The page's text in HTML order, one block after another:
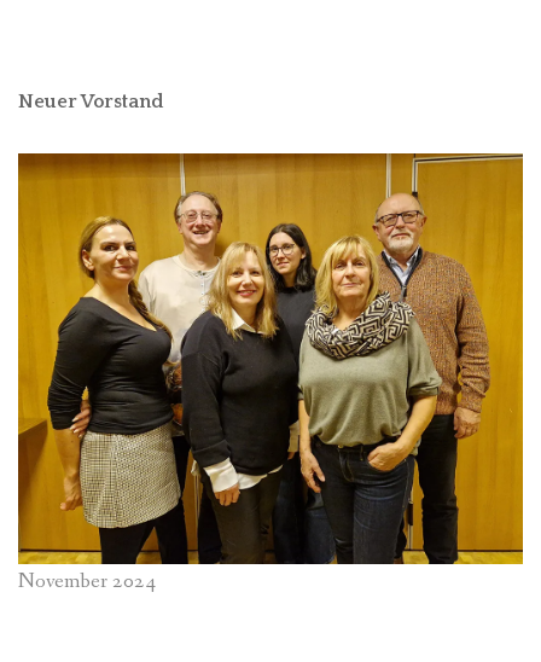
Neuer Vorstand
November 2024